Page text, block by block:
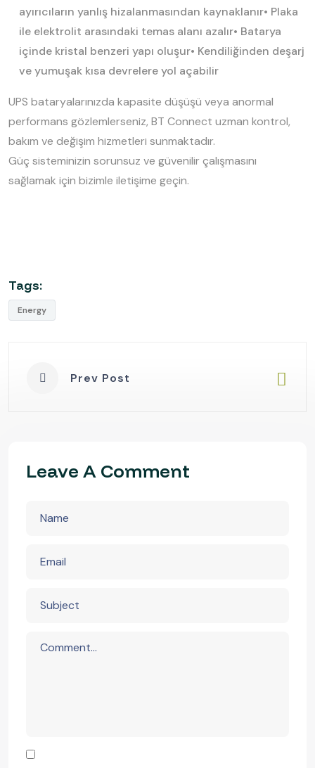
ayırıcıların yanlış hizalanmasından kaynaklanır• Plaka
ile elektrolit arasındaki temas alanı azalır• Batarya
içinde kristal benzeri yapı oluşur• Kendiliğinden deşarj
ve yumuşak kısa devrelere yol açabilir
UPS bataryalarınızda kapasite düşüşü veya anormal
performans gözlemlerseniz, BT Connect uzman kontrol,
bakım ve değişim hizmetleri sunmaktadır.
Güç sisteminizin sorunsuz ve güvenilir çalışmasını
sağlamak için bizimle iletişime geçin.
Tags:
Energy
Prev Post
Leave A Comment